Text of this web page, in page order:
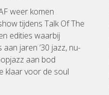
weer komen
tijdens Talk Of The
edities waarbij
jaren ’30 jazz, nu-
aan bod
klaar voor de soul